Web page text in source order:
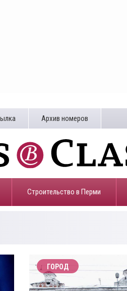
Архив номеров
Строительство в Перми
ГОРОД